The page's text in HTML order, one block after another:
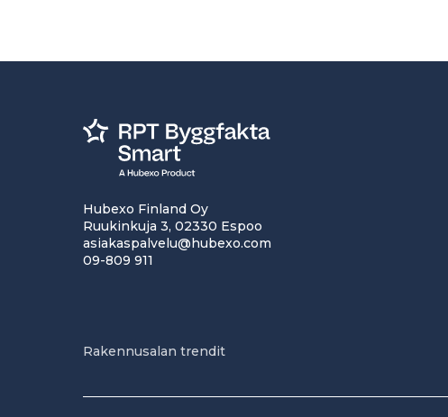
Hubexo Finland Oy
Ruukinkuja 3, 02330 Espoo
asiakaspalvelu@hubexo.com
09-809 911
Rakennusalan trendit